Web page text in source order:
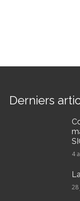
Derniers
4
28